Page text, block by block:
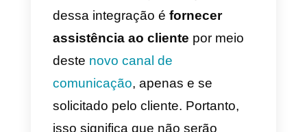
Lightning Experience
edições Enterprise,
Performance, Unlimited e
Developer.Para ativá-lo, como
veremos abaixo, você precisará